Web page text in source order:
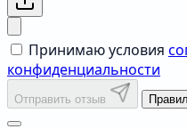
Принимаю условия
конфиденциальности
Отправить отзыв